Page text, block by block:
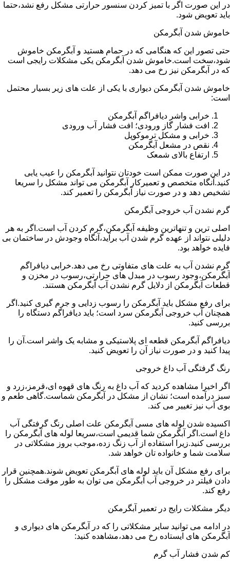
در این صورت اگر با تمیز کردن سنسور حرارتی مشکل رفع نشد،حتما
باید تعویض شود.
خاموش شدن آبگرمکن
حتی تصور این که هنگامی که در حمام هستید و آبگرمکن خاموش
شود،سخت است.خاموش شدن آبگرمکن یکی مشکلات رایجی است
که در آبگرمکن نیز رخ می دهد.
خاموش شدن آبگرمکن دیواری با یکی از علت های زیر بسیار محتمل
است:
خرابی واشر دیافراگم آبگرمکن
افت فشار گاز ورودی؛ افت فشار آب ورودی
خرابی و مشکل ترموکوپل
نقص در مشعل آبگرمکن
ارتفاع بالای شمعک
در این صورت ممکن است خودتان نتوانید آبگرمکن را عیب یابی
کنید.آنگاه متخصص و تعمیرکار آبگرمکن می تواند مشکل را سریعا
تشخیص دهد و در صورت نیاز آبگرمکن را تعمیر کند.
گرم نشدن آب خروجی آبگرمکن
اصلی ترین و تنهاترین وظیفه آبگرمکن،گرم کردن آب است.اگر به هر
دلیلی نتواند از عهده گرم شدن آب برآید،آنگاه وجودش در ساختمان بی
فایده خواهد بود.
گرم نشدن آب به علت های متفاوتی رخ می دهد.خرابی دیافراگم
آبگرمکن،وجود رسوب در مبدل های حرارتی،رسوب در مخزن و
قطعات آبگرمکن از دلایل گرم نشدن آب آبگرمکن هستند.
برای رفع مشکل باید آبگرمکن را رسوب زدایی و جرم گیری کنید.اگر
همچنان آب خروجی آبگرمکن سرد است؛ باید دیافراگم دستگاه را
بررسی کنید.
دیافراگم آبگرمکن قطعه ای پلاستیکی و مشابه یک واشر است.آن را
پیدا کنید و در صورت نیاز آن را تعویض کنید.
رنگ گرفتگی آب داغ خروجی
اگر اخیرا مشاهده کردید که آب داغ به رنگ های قهوه ای،قرمز،زرد و
سبز درآمده است؛ نشان از مشکل در آبگرمکن شماست.گاهی طعم و
بوی آب نیز تغییر می کند.
اکسیده شدن لوله های مسی آبگرمکن علت اصلی رنگ گرفتگی آب
داغ است.اگر آبگرمکن شما قدیمی است،سریعا لوله های آبگرمکن را
بررسی کنید.زیرا استفاده از آب زنگ زده،موجب بروز مشکلاتی در
سلامت شما و خانواده تان خواهد شد.
برای رفع مشکل آن باید لوله های آبگرمکن تعویض شوند.همچنین قرار
دادن فیلتر در خروجی آب آبگرمکن می توان به طور موقت مشکل را
رفع کند.
دیگر مشکلات رایج در تعمیر آبگرمکن
در ادامه می توانید سایر مشکلاتی را که در آبگرمکن های دیواری و
آبگرمکن های ایستاده رخ می دهد،مشاهده کنید:
کم شدن فشار آب گرم